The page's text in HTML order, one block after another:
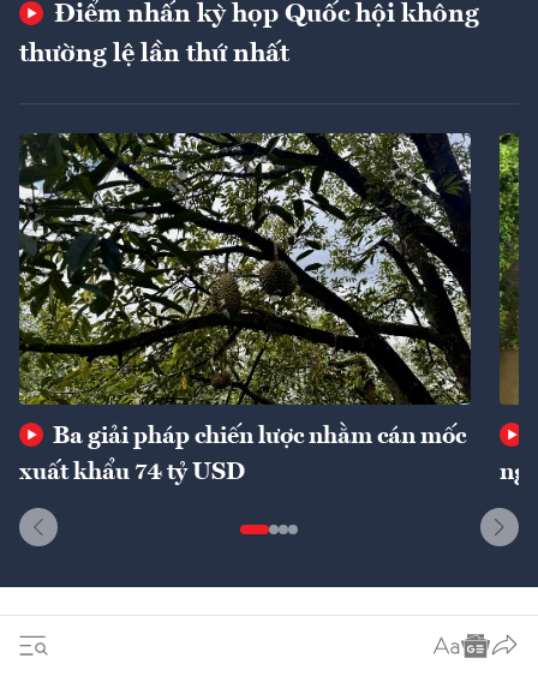
Điểm nhấn kỳ họp Quốc hội không
thường lệ lần thứ nhất
Ba giải pháp chiến lược nhằm cán mốc
xuất khẩu 74 tỷ USD